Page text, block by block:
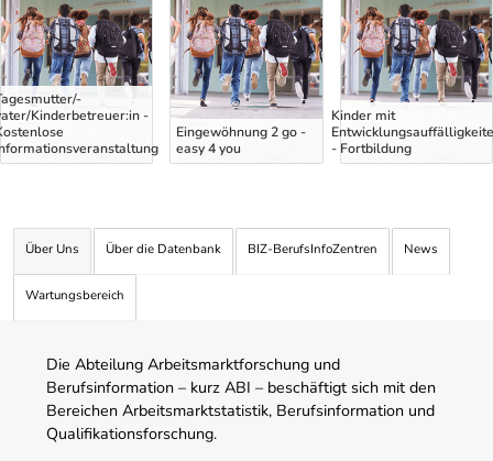
Kinderbetreuer:in -
Eingewöhnung 2 go -
easy 4 you
Kinder mit
- Fortbildung
Über Uns Über die Datenbank BIZ-BerufsInfoZentren News
Wartungsbereich
Die Abteilung Arbeitsmarktforschung und
Berufsinformation – kurz ABI – beschäftigt sich mit den
Bereichen Arbeitsmarktstatistik, Berufsinformation und
Qualifikationsforschung.